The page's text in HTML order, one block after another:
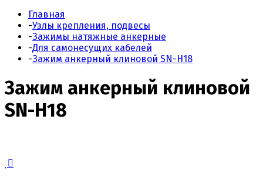
Главная
-Узлы крепления, подвесы
-Зажимы натяжные анкерные
-Для самонесущих кабелей
-Зажим анкерный клиновой SN-H18
Зажим анкерный клиновой
SN-H18